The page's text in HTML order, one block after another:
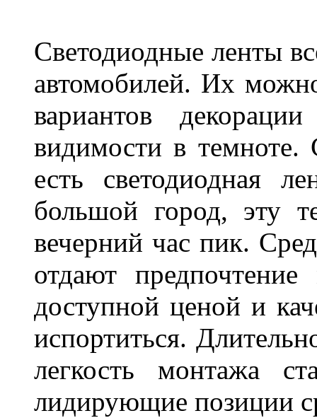
Светодиодные ленты
автомобилей. Их
вариантов
видимости в темноте.
есть светодиодная
большой город, эту
вечерний час пик.
отдают
доступной ценой и
испортиться.
легкость монтажа
лидирующие